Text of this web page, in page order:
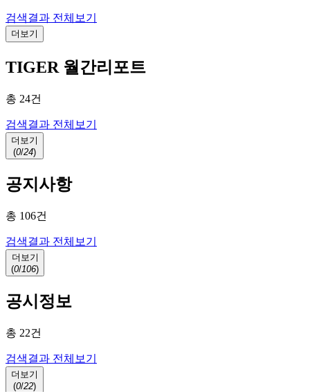
검색결과 전체보기
더보기
TIGER 월간리포트
총 24건
검색결과 전체보기
더보기
(0/24)
공지사항
총 106건
검색결과 전체보기
더보기
(0/106)
공시정보
총 22건
검색결과 전체보기
더보기
(0/22)